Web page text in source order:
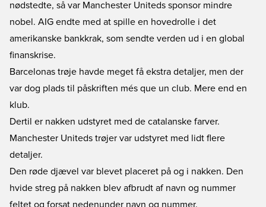
nødstedte, så var Manchester Uniteds sponsor mindre
nobel. AIG endte med at spille en hovedrolle i det
amerikanske bankkrak, som sendte verden ud i en global
finanskrise.
Barcelonas trøje havde meget få ekstra detaljer, men der
var dog plads til påskriften més que un club. Mere end en
klub.
Dertil er nakken udstyret med de catalanske farver.
Manchester Uniteds trøjer var udstyret med lidt flere
detaljer.
Den røde djævel var blevet placeret på og i nakken. Den
hvide streg på nakken blev afbrudt af navn og nummer
feltet og forsat nedenunder navn og nummer.